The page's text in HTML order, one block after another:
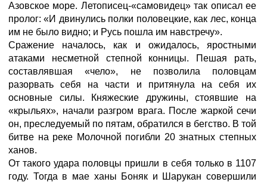
Азовское море. Летописец-«самовидец» так описал ее
пролог: «И двинулись полки половецкие, как лес, конца
им не было видно; и Русь пошла им навстречу».
Сражение началось, как и ожидалось, яростными
атаками несметной степной конницы. Пешая рать,
составлявшая «чело», не позволила половцам
разорвать себя на части и притянула на себя их
основные силы. Княжеские дружины, стоявшие на
«крыльях», начали разгром врага. После жаркой сечи
он, преследуемый по пятам, обратился в бегство. В той
битве на реке Молочной погибли 20 знатных степных
ханов.
От такого удара половцы пришли в себя только в 1107
году. Тогда в мае ханы Боняк и Шарукан совершили